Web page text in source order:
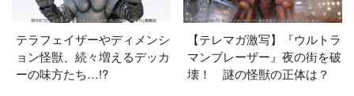
テラフェイザーやディメンシ
ョン怪獣、続々増えるデッカ
ーの味方たち…!?
【テレマガ激写】『ウルトラ
マンブレーザー』夜の街を破
壊！ 謎の怪獣の正体は？